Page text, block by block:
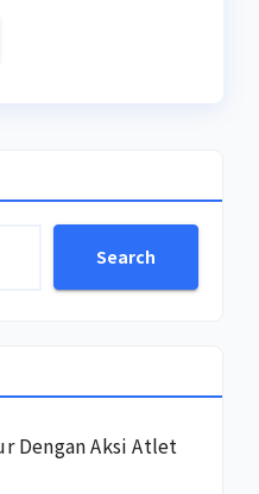
Search
Dengan Aksi Atlet